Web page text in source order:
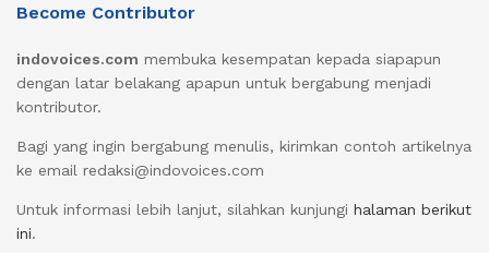
Become Contributor
indovoices.com membuka kesempatan kepada siapapun
dengan latar belakang apapun untuk bergabung menjadi
kontributor.
Bagi yang ingin bergabung menulis, kirimkan contoh artikelnya
ke email redaksi@indovoices.com
Untuk informasi lebih lanjut, silahkan kunjungi halaman berikut
ini.